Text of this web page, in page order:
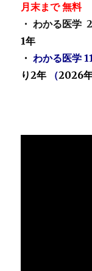
月末まで 無料
・ わかる医
1年
・ わかる
り2年 （2026年